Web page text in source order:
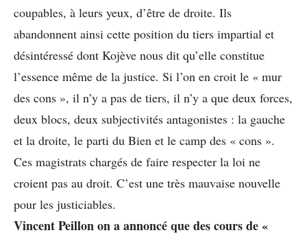
coupables, à leurs yeux, d’être de droite. Ils
abandonnent ainsi cette position du tiers impartial et
désintéressé dont Kojève nous dit qu’elle constitue
l’essence même de la justice. Si l’on en croit le « mur
des cons », il n’y a pas de tiers, il n’y a que deux forces,
deux blocs, deux subjectivités antagonistes : la gauche
et la droite, le parti du Bien et le camp des « cons ».
Ces magistrats chargés de faire respecter la loi ne
croient pas au droit. C’est une très mauvaise nouvelle
pour les justiciables.
Vincent Peillon on a annoncé que des cours de «